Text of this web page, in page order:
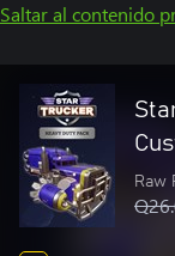
Saltar al contenido
Raw